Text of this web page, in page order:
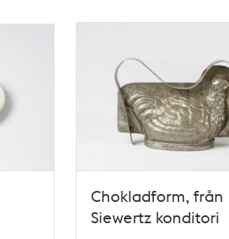
Chokladform, från
Siewertz konditori